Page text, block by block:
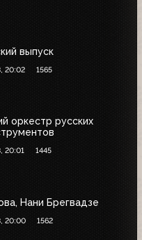
выпуск
20:02 1565
оркестр русских
20:01 1445
Нани Брегвадзе
20:00 1562